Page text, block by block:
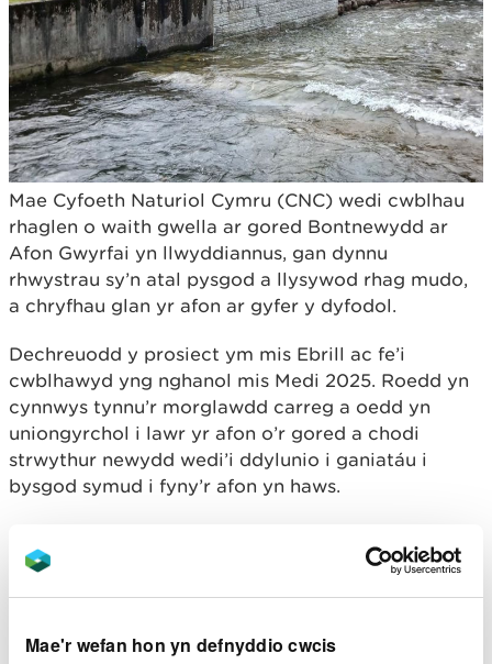
Mae'r wefan hon yn defnyddio cwcis
Mae Cyfoeth Naturiol Cymru (CNC) wedi cwblhau
rhaglen o waith gwella ar gored Bontnewydd ar
Afon Gwyrfai yn llwyddiannus, gan dynnu
rhwystrau sy’n atal pysgod a llysywod rhag mudo,
a chryfhau glan yr afon ar gyfer y dyfodol.
Dechreuodd y prosiect ym mis Ebrill ac fe’i
cwblhawyd yng nghanol mis Medi 2025. Roedd yn
cynnwys tynnu’r morglawdd carreg a oedd yn
uniongyrchol i lawr yr afon o’r gored a chodi
strwythur newydd wedi’i ddylunio i ganiatáu i
bysgod symud i fyny’r afon yn haws.
arwyneb y gored i greu gorffeniad garw, wedi’i
wedi’i thanseilio, er mwyn amddiffyn cyfanrwydd y